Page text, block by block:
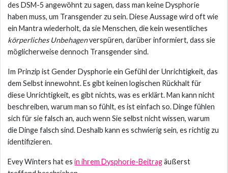
des DSM-5 angewöhnt zu sagen, dass man keine Dysphorie
haben muss, um Transgender zu sein. Diese Aussage wird oft wie
ein Mantra wiederholt, da sie Menschen, die kein wesentliches
körperliches Unbehagenverspüren, darüber informiert, dass sie
möglicherweise dennoch Transgender sind.
Im Prinzip ist Gender Dysphorie ein Gefühl der Unrichtigkeit, das
dem Selbst innewohnt. Es gibt keinen logischen Rückhalt für
diese Unrichtigkeit, es gibt nichts, was es erklärt. Man kann nicht
beschreiben, warum man so fühlt, es ist einfach so. Dinge fühlen
sich für sie falsch an, auch wenn Sie selbst nicht wissen, warum
die Dinge falsch sind. Deshalb kann es schwierig sein, es richtig zu
identifizieren.
Evey Winters hat esin ihrem Dysphorie-Beitragäußerst